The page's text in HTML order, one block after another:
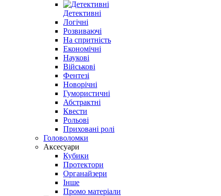
Детективні
Логічні
Розвиваючі
На спритність
Економічні
Наукові
Військові
Фентезі
Новорічні
Гумористичні
Абстрактні
Квести
Рольові
Приховані ролі
Головоломки
Аксесуари
Кубики
Протектори
Органайзери
Інше
Промо матеріали